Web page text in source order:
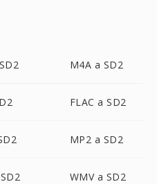
M4A a SD2
FLAC a SD2
MP2 a SD2
WMV a SD2